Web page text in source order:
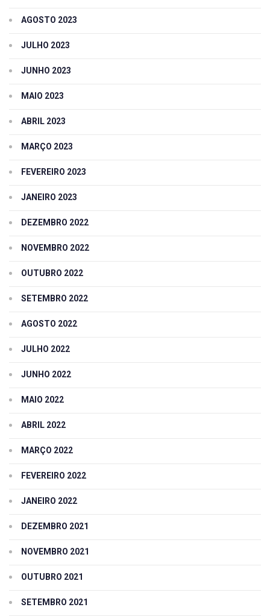
AGOSTO 2023
JULHO 2023
JUNHO 2023
MAIO 2023
ABRIL 2023
MARÇO 2023
FEVEREIRO 2023
JANEIRO 2023
DEZEMBRO 2022
NOVEMBRO 2022
OUTUBRO 2022
SETEMBRO 2022
AGOSTO 2022
JULHO 2022
JUNHO 2022
MAIO 2022
ABRIL 2022
MARÇO 2022
FEVEREIRO 2022
JANEIRO 2022
DEZEMBRO 2021
NOVEMBRO 2021
OUTUBRO 2021
SETEMBRO 2021